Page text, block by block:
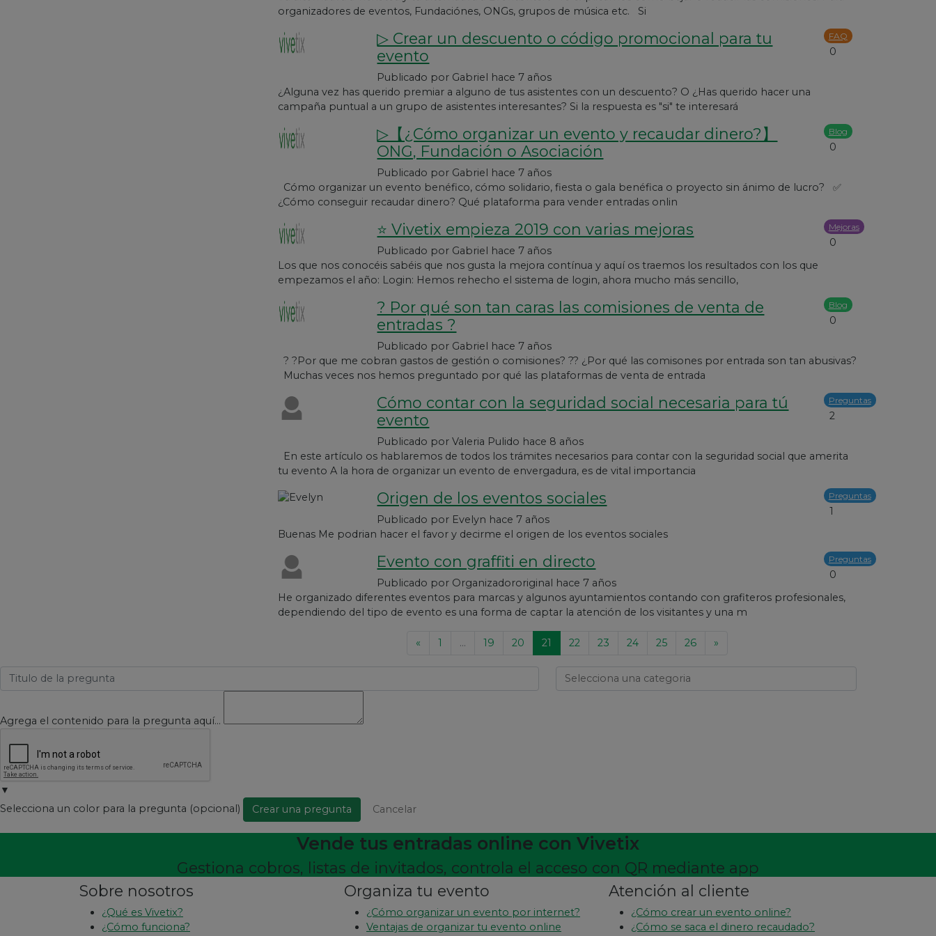
organizadores de eventos, Fundaciónes, ONGs, grupos de música etc. Si
▷ Crear un descuento o código promocional para tu
evento
Publicado por Gabriel hace 7 años
FAQ
0
¿Alguna vez has querido premiar a alguno de tus asistentes con un descuento? O ¿Has querido hacer una
campaña puntual a un grupo de asistentes interesantes? Si la respuesta es "si" te interesará
▷【¿Cómo organizar un evento y recaudar dinero?】
ONG, Fundación o Asociación
Publicado por Gabriel hace 7 años
Blog
0
Cómo organizar un evento benéfico, cómo solidario, fiesta o gala benéfica o proyecto sin ánimo de lucro? ✅
¿Cómo conseguir recaudar dinero? Qué plataforma para vender entradas onlin
⭐ Vivetix empieza 2019 con varias mejoras
Publicado por Gabriel hace 7 años
Mejoras
0
Los que nos conocéis sabéis que nos gusta la mejora contínua y aquí os traemos los resultados con los que
empezamos el año: Login: Hemos rehecho el sistema de login, ahora mucho más sencillo,
? Por qué son tan caras las comisiones de venta de
entradas ?
Publicado por Gabriel hace 7 años
Blog
0
? ?Por que me cobran gastos de gestión o comisiones? ?? ¿Por qué las comisones por entrada son tan abusivas?
Muchas veces nos hemos preguntado por qué las plataformas de venta de entrada
Cómo contar con la seguridad social necesaria para tú
evento
Publicado porValeria Pulido hace 8 años
Preguntas
2
En este artículo os hablaremos de todos los trámites necesarios para contar con la seguridad social que amerita
tu evento A la hora de organizar un evento de envergadura, es de vital importancia
Origen de los eventos sociales
Publicado por Evelyn hace 7 años
Preguntas
1
Buenas Me podrian hacer el favor y decirme el origen de los eventos sociales
Evento con graffiti en directo
Publicado por Organizadororiginal hace 7 años
Preguntas
0
He organizado diferentes eventos para marcas y algunos ayuntamientos contando con grafiteros profesionales,
dependiendo del tipo de evento es una forma de captar la atención de los visitantes y una m
« 1 ... 19 20 21 22 23 24 25 26 »
Agrega el contenido para la pregunta aquí...
▼
Selecciona un color para la pregunta (opcional)
Crear una pregunta Cancelar
Vende tus entradas online con Vivetix
Gestiona cobros, listas de invitados, controla el acceso con QR mediante app
Sobre nosotros
¿Qué es Vivetix?
¿Cómo funciona?
Organiza tu evento
¿Cómo organizar un evento por internet?
Ventajas de organizar tu evento online
Atención al cliente
¿Cómo crear un evento online?
¿Cómo se saca el dinero recaudado?